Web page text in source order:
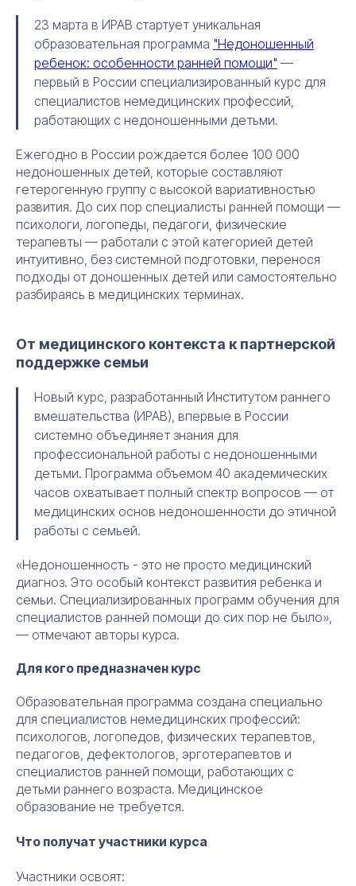
23 марта в ИРАВ стартует уникальная
образовательная программа "Недоношенный
ребенок: особенности ранней помощи" —
первый в России специализированный курс для
специалистов немедицинских профессий,
работающих с недоношенными детьми.
Ежегодно в России рождается более 100 000
недоношенных детей, которые составляют
гетерогенную группу с высокой вариативностью
развития. До сих пор специалисты ранней помощи —
психологи, логопеды, педагоги, физические
терапевты — работали с этой категорией детей
интуитивно, без системной подготовки, перенося
подходы от доношенных детей или самостоятельно
разбираясь в медицинских терминах.
От медицинского контекста к партнерской
поддержке семьи
Новый курс, разработанный Институтом раннего
вмешательства (ИРАВ), впервые в России
системно объединяет знания для
профессиональной работы с недоношенными
детьми. Программа объемом 40 академических
часов охватывает полный спектр вопросов — от
медицинских основ недоношенности до этичной
работы с семьей.
«Недоношенность - это не просто медицинский
диагноз. Это особый контекст развития ребенка и
семьи. Специализированных программ обучения для
специалистов ранней помощи до сих пор не было»,
— отмечают авторы курса.
Для кого предназначен курс
Образовательная программа создана специально
для специалистов немедицинских профессий:
психологов, логопедов, физических терапевтов,
педагогов, дефектологов, эрготерапевтов и
специалистов ранней помощи, работающих с
детьми раннего возраста. Медицинское
образование не требуется.
Что получат участники курса
Участники освоят: